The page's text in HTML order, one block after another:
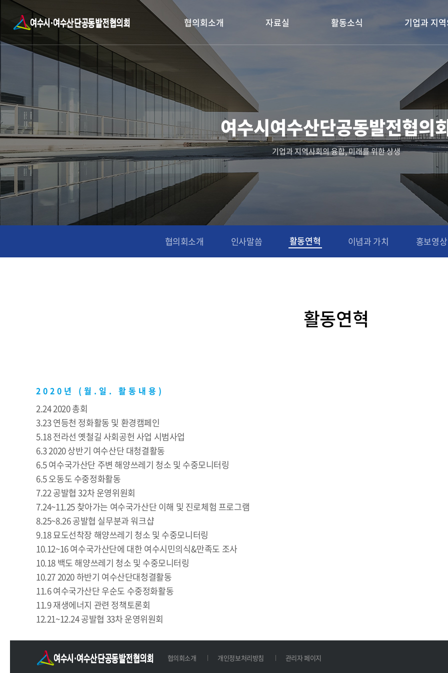
협의회소개 자료실 활동소식 기업과 지
여수시여수산단공동발전협의
기업과 지역사회의 융합, 미래를 위한 상생
협의회소개 인사말씀 활동연혁 이념과 가치 홍보영상
활동연혁
2020년 (월.일. 활동내용)
2.24 2020 총회
3.23 연등천 정화활동 및 환경캠페인
5.18 전라선 옛철길 사회공헌 사업 시범사업
6.3 2020 상반기 여수산단 대청결활동
6.5 여수국가산단 주변 해양쓰레기 청소 및 수중모니터링
6.5 오동도 수중정화활동
7.22 공발협 32차 운영위원회
7.24~11.25 찾아가는 여수국가산단 이해 및 진로체험 프로그램
8.25~8.26 공발협 실무분과 워크샵
9.18 묘도선착장 해양쓰레기 청소 및 수중모니터링
10.12~16 여수국가산단에 대한 여수시민의식&만족도 조사
10.18 백도 해양쓰레기 청소 및 수중모니터링
10.27 2020 하반기 여수산단대청결활동
11.6 여수국가산단 우순도 수중정화활동
11.9 재생에너지 관련 정책토론회
12.21~12.24 공발협 33차 운영위원회
협의회소개 개인정보처리방침 관리자 페이지